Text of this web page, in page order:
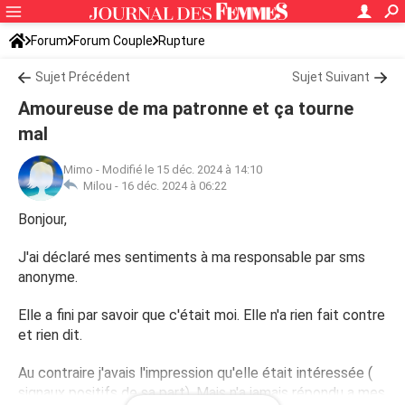
Forum Forum Couple Rupture
Sujet Précédent Sujet Suivant
Amoureuse de ma patronne et ça tourne
mal
Mimo - Modifié le 15 déc. 2024 à 14:10
Milou - 16 déc. 2024 à 06:22
Bonjour,
J'ai déclaré mes sentiments à ma responsable par sms
anonyme.
Elle a fini par savoir que c'était moi. Elle n'a rien fait contre
et rien dit.
Au contraire j'avais l'impression qu'elle était intéressée (
signaux positifs de sa part). Mais n'a jamais répondu a mes